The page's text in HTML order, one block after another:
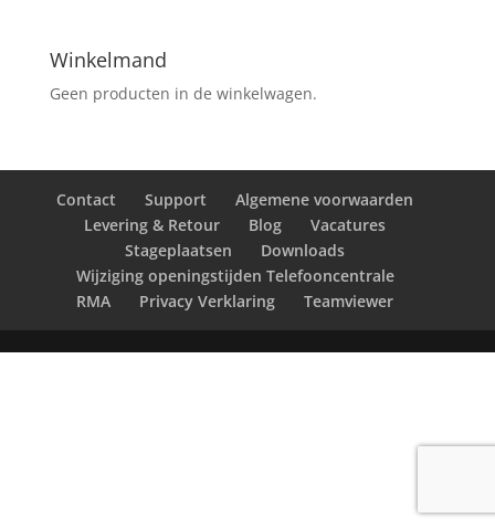
Winkelmand
Geen producten in de winkelwagen.
Contact Support
Algemene voorwaarden
Levering & Retour
Blog
Vacatures
Stageplaatsen
Downloads
Wijziging openingstijden Telefooncentrale
RMA
Privacy Verklaring Teamviewer